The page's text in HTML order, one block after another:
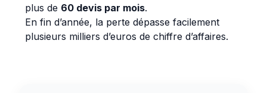
plus de 60 devis par mois.
En fin d’année, la perte dépasse facilement
plusieurs milliers d’euros de chiffre d’affaires.